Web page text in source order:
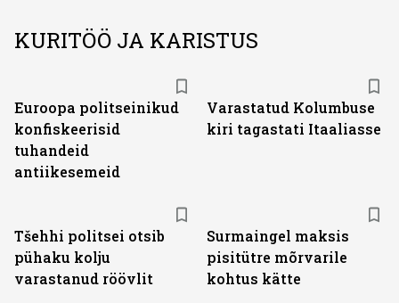
KURITÖÖ JA KARISTUS
Euroopa politseinikud
konfiskeerisid
tuhandeid
antiikesemeid
Varastatud Kolumbuse
kiri tagastati Itaaliasse
Tšehhi politsei otsib
pühaku kolju
varastanud röövlit
Surmaingel maksis
pisitütre mõrvarile
kohtus kätte